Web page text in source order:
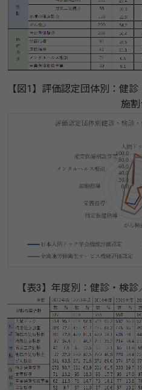
【図1】評価認定団体別：健
施
【表3】年度別：健診・検